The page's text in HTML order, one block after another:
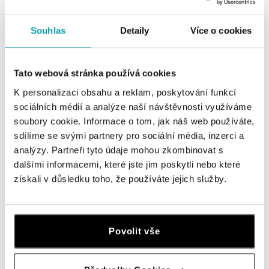
Souhlas Detaily Více o cookies
Tato webová stránka používá cookies
K personalizaci obsahu a reklam, poskytování funkcí
sociálních médií a analýze naší návštěvnosti využíváme
soubory cookie. Informace o tom, jak náš web používáte,
sdílíme se svými partnery pro sociální média, inzerci a
analýzy. Partneři tyto údaje mohou zkombinovat s
dalšími informacemi, které jste jim poskytli nebo které
získali v důsledku toho, že používáte jejich služby.
Povolit vše
Ostrava
dnes otevřeno do 21:00
ALO diamonds OC Nový Smíchov, Praha 5
Plzeňská 8, 150 00 Praha 5 - Smíchov
tel.: +420 603 192 388, +420 733 546 889
dnes otevřeno do 21:00
ALO diamonds OC Olympia, Brno
ALO diamonds OC Palladium, Praha 1